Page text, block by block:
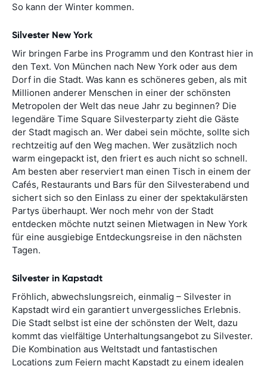
So kann der Winter kommen.
Silvester New York
Wir bringen Farbe ins Programm und den Kontrast hier in
den Text. Von München nach New York oder aus dem
Dorf in die Stadt. Was kann es schöneres geben, als mit
Millionen anderer Menschen in einer der schönsten
Metropolen der Welt das neue Jahr zu beginnen? Die
legendäre Time Square Silvesterparty zieht die Gäste
der Stadt magisch an. Wer dabei sein möchte, sollte sich
rechtzeitig auf den Weg machen. Wer zusätzlich noch
warm eingepackt ist, den friert es auch nicht so schnell.
Am besten aber reserviert man einen Tisch in einem der
Cafés, Restaurants und Bars für den Silvesterabend und
sichert sich so den Einlass zu einer der spektakulärsten
Partys überhaupt. Wer noch mehr von der Stadt
entdecken möchte nutzt seinen Mietwagen in New York
für eine ausgiebige Entdeckungsreise in den nächsten
Tagen.
Silvester in Kapstadt
Fröhlich, abwechslungsreich, einmalig – Silvester in
Kapstadt wird ein garantiert unvergessliches Erlebnis.
Die Stadt selbst ist eine der schönsten der Welt, dazu
kommt das vielfältige Unterhaltungsangebot zu Silvester.
Die Kombination aus Weltstadt und fantastischen
Locations zum Feiern macht Kapstadt zu einem idealen